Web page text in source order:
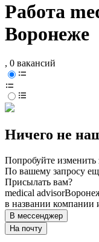
Работа
Воронеже
, 0 вакансий
Ничего не
Попробуйте
По вашему запросу
Присылать вам?
medical advisor
в названии компании
В мессенджер
На почту